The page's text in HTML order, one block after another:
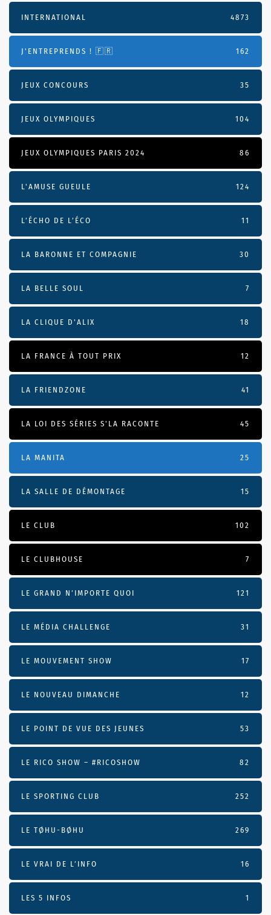
INTERNATIONAL 4873
J'ENTREPRENDS ! 🇫🇷 162
JEUX CONCOURS 35
JEUX OLYMPIQUES 104
JEUX OLYMPIQUES PARIS 2024 86
L'AMUSE GUEULE 124
L’ÉCHO DE L’ÉCO 11
LA BARONNE ET COMPAGNIE 30
LA BELLE SOUL 7
LA CLIQUE D'ALIX 18
LA FRANCE À TOUT PRIX 12
LA FRIENDZONE 41
LA LOI DES SÉRIES S'LA RACONTE 45
LA MANITA 25
LA SALLE DE DÉMONTAGE 15
LE CLUB 102
LE CLUBHOUSE 7
LE GRAND N’IMPORTE QUOI 121
LE MÉDIA CHALLENGE 31
LE MOUVEMENT SHOW 17
LE NOUVEAU DIMANCHE 12
LE POINT DE VUE DES JEUNES 53
LE RICO SHOW – #RICOSHOW 82
LE SPORTING CLUB 252
LE TØHU-BØHU 269
LE VRAI DE L’INFO 16
LES 5 INFOS 1